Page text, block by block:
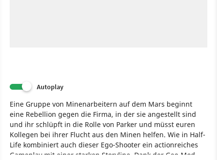
Autoplay
Eine Gruppe von Minenarbeitern auf dem Mars beginnt
eine Rebellion gegen die Firma, in der sie angestellt sind
und ihr schlüpft in die Rolle von Parker und müsst euren
Kollegen bei ihrer Flucht aus den Minen helfen. Wie in Half-
Life kombiniert auch dieser Ego-Shooter ein actionreiches
Gameplay mit einer starken Storyline. Dank der Geo-Mod